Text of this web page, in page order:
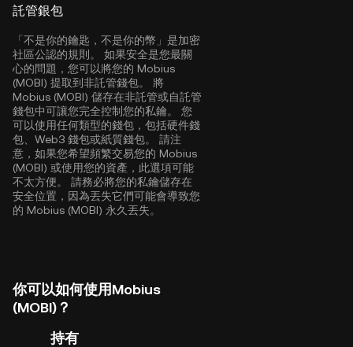
託管銀包
「不是你的鑰匙，不是你的幣」是加密
社區公認的規則。 如果安全是您最關
心的問題，您可以將您的 Mobius
(MOBI) 提取到非託管錢包。 將
Mobius (MOBI) 儲存在非託管或自託管
錢包中可讓您完全控制您的私鑰。 您
可以使用任何類型的錢包，包括硬件錢
包、Web3 錢包或紙質錢包。 請注
意，如果您希望頻繁交易您的 Mobius
(MOBI) 或使用您的資產，此選項可能
不太方便。 請務必將您的私鑰儲存在
安全位置，因為丟失它們可能會導致您
的 Mobius (MOBI) 永久丟失。
你可以如何使用Mobius
(MOBI)？
持有